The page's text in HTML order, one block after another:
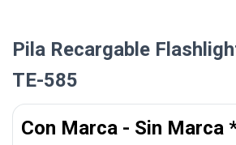
Pila Recargable
TE-585
Con Marca - Sin Marca